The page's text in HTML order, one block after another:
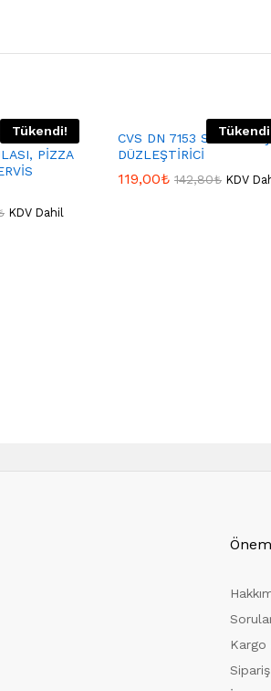
Tükendi!
&
PİZZA
KDV Dahil
CVS DN 7153 SİNEM SAÇ
DÜZLEŞTİRİCİ
119,00₺ 142,80₺ KDV
Kargo